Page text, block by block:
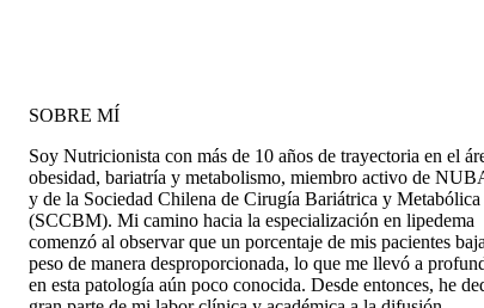
SOBRE MÍ
Soy Nutricionista con más de 10 años de trayectoria en el
obesidad, bariatría y metabolismo, miembro activo de
y de la Sociedad Chilena de Cirugía Bariátrica y Metabólica
(SCCBM). Mi camino hacia la especialización en lipedema
comenzó al observar que un porcentaje de mis pacientes
peso de manera desproporcionada, lo que me llevó a
en esta patología aún poco conocida. Desde entonces, he